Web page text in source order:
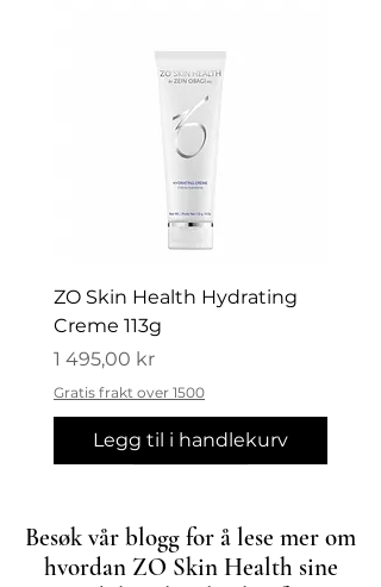
ZO Skin Health Hydrating
Creme 113g
Pris
1 495,00 kr
Gratis frakt over 1500
Legg til i handlekurv
Besøk vår blogg for å lese mer om
hvordan ZO Skin Health sine